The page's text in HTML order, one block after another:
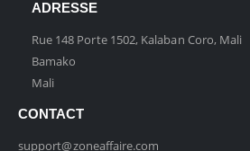
ADRESSE
Rue 148 Porte 1502, Kalaban Coro, Mali
Bamako
Mali
CONTACT
support@zoneaffaire.com